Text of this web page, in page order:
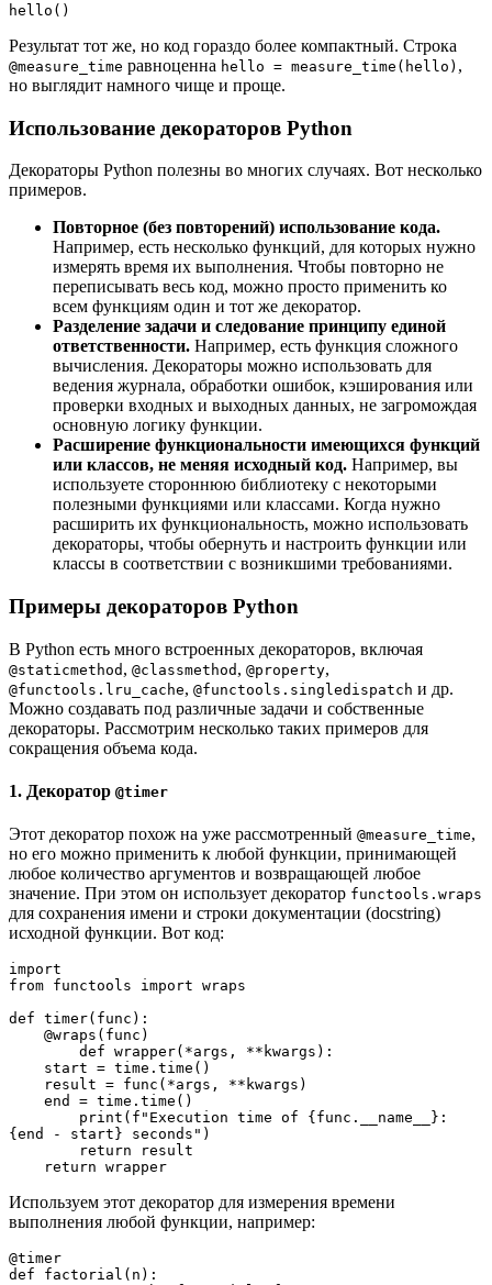
hello()
Результат тот же, но код гораздо более компактный. Строка
@measure_time равноценна hello = measure_time(hello) ,
но выглядит намного чище и проще.
Использование декораторов Python
Декораторы Python полезны во многих случаях. Вот несколько
примеров.
Повторное (без повторений) использование кода.
Например, есть несколько функций, для которых нужно
измерять время их выполнения. Чтобы повторно не
переписывать весь код, можно просто применить ко
всем функциям один и тот же декоратор.
Разделение задачи и следование принципу единой
ответственности. Например, есть функция сложного
вычисления. Декораторы можно использовать для
ведения журнала, обработки ошибок, кэширования или
проверки входных и выходных данных, не загромождая
основную логику функции.
Расширение функциональности имеющихся функций
или классов, не меняя исходный код. Например, вы
используете стороннюю библиотеку с некоторыми
полезными функциями или классами. Когда нужно
расширить их функциональность, можно использовать
декораторы, чтобы обернуть и настроить функции или
классы в соответствии с возникшими требованиями.
Примеры декораторов Python
В Python есть много встроенных декораторов, включая
@staticmethod , @classmethod , @property,
@functools.lru_cache, @functools.singledispatch и др.
Можно создавать под различные задачи и собственные
декораторы. Рассмотрим несколько таких примеров для
сокращения объема кода.
1. Декоратор @timer
Этот декоратор похож на уже рассмотренный @measure_time,
но его можно применить к любой функции, принимающей
любое количество аргументов и возвращающей любое
значение. При этом он использует декоратор functools.wraps
для сохранения имени и строки документации (docstring)
исходной функции. Вот код:
import
from functools import wraps
def timer(func):
{end - start} seconds")
    return wrapper
Используем этот декоратор для измерения времени
выполнения любой функции, например:
@timer
def factorial(n):